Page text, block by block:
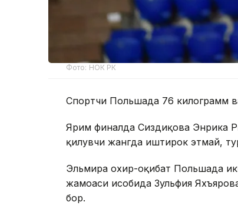
Фото: НОК РК
Спортчи Польшада 76 килограмм
Ярим финалда Сиздиқова Энрика
қилувчи жангда иштирок этмай,
Эльмира охир-оқибат Польшада
жамоаси ҳисобида Зульфия
бор.